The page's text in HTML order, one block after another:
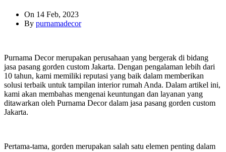
On 14 Feb, 2023
By purnamadecor
Purnama Decor merupakan perusahaan yang bergerak di bidang
jasa pasang gorden custom Jakarta. Dengan pengalaman lebih dari
10 tahun, kami memiliki reputasi yang baik dalam memberikan
solusi terbaik untuk tampilan interior rumah Anda. Dalam artikel ini,
kami akan membahas mengenai keuntungan dan layanan yang
ditawarkan oleh Purnama Decor dalam jasa pasang gorden custom
Jakarta.
Pertama-tama, gorden merupakan salah satu elemen penting dalam